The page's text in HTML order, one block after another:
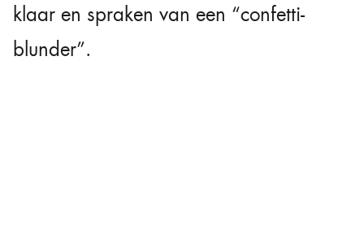
klaar en spraken van een “confetti-
blunder”.